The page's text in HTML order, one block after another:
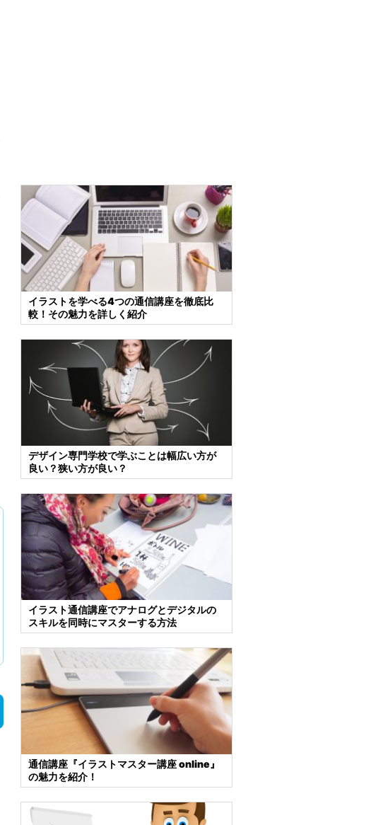
イラストを学べる4つの通信講座を徹底比
較！その魅力を詳しく紹介
デザイン専門学校で学ぶことは幅広い方が
良い？狭い方が良い？
イラスト通信講座でアナログとデジタルの
スキルを同時にマスターする方法
通信講座『イラストマスター講座 online』
の魅力を紹介！